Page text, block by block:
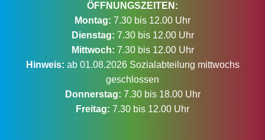
ÖFFNUNGSZEITEN:
Montag: 7.30 bis 12.00 Uhr
Dienstag: 7.30 bis 12.00 Uhr
Mittwoch: 7.30 bis 12.00 Uhr
Hinweis: ab 01.08.2026 Sozialabteilung mittwochs
geschlossen
Donnerstag: 7.30 bis 18.00 Uhr
Freitag: 7.30 bis 12.00 Uhr